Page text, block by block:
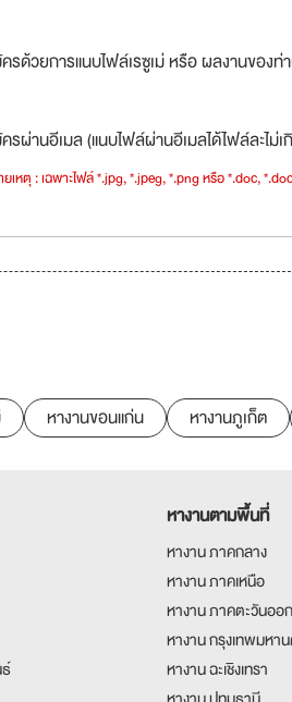
รด้วยการแนบไฟล์เรซูเม่ หรือ ผลงานของท่
รผ่านอีเมล (แนบไฟล์ผ่านอีเมลได้ไฟล์ละไม่
เหตุ : เฉพาะไฟล์ *.jpg, *.jpeg, *.png หรือ *.doc,
หางานขอนแก่น หางานภูเก็ต
หางานตามพื้นที่
หางาน ภาคกลาง
หางาน ภาคเหนือ
หางาน ภาคตะวันออก
หางาน กรุงเทพมหา
หางาน ฉะเชิงเทรา